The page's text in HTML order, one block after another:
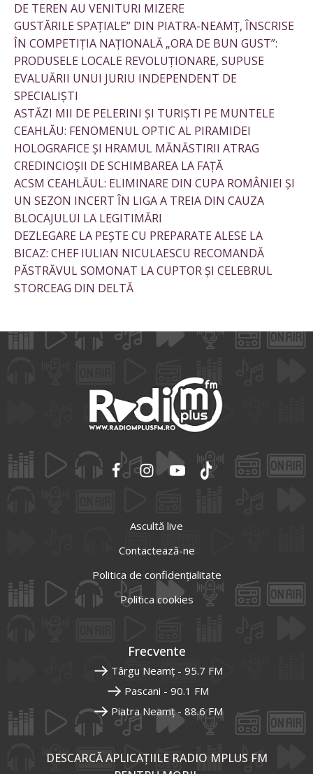
DE TEREN AU VENITURI MIZERE
GUSTĂRILE SPAȚIALE” DIN PIATRA-NEAMȚ, ÎNSCRISE
ÎN COMPETIȚIA NAȚIONALĂ „ORA DE BUN GUST”:
PRODUSELE LOCALE REVOLUȚIONARE, SUPUSE
EVALUĂRII UNUI JURIU INDEPENDENT DE
SPECIALIȘTI
ASTĂZI MII DE PELERINI ȘI TURIȘTI PE MUNTELE
CEAHLĂU: FENOMENUL OPTIC AL PIRAMIDEI
HOLOGRAFICE ȘI HRAMUL MĂNĂSTIRII ATRAG
CREDINCIOȘII DE SCHIMBAREA LA FAȚĂ
ACSM CEAHLĂUL: ELIMINARE DIN CUPA ROMÂNIEI ȘI
UN SEZON INCERT ÎN LIGA A TREIA DIN CAUZA
BLOCAJULUI LA LEGITIMĂRI
DEZLEGARE LA PEȘTE CU PREPARATE ALESE LA
BICAZ: CHEF IULIAN NICULAESCU RECOMANDĂ
PĂSTRĂVUL SOMONAT LA CUPTOR ȘI CELEBRUL
STORCEAG DIN DELTĂ
Ascultă live
Contactează-ne
Politica de confidențialitate
Politica cookies
Frecvente
Târgu Neamț - 95.7 FM
Pascani - 90.1 FM
Piatra Neamț - 88.6 FM
DESCARCĂ APLICAȚIILE RADIO MPLUS FM